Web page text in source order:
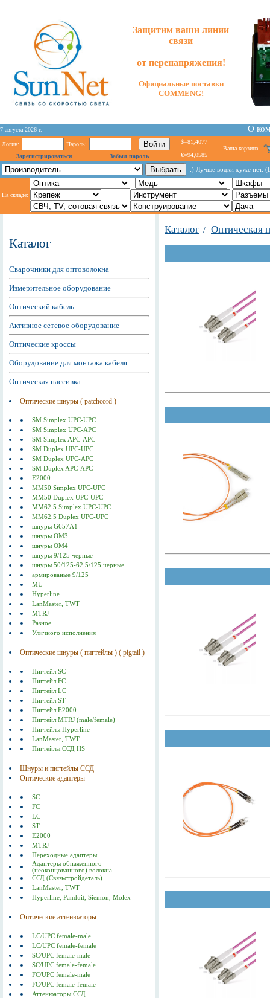
Защитим ваши линии
связи
от перенапряжения!
Официальные поставки
COMMENG!
7 августа 2026 г. О
Логин:
Пароль:
Зарегистрироваться
Забыл пароль
$=81,4077
€=94,0585
Ваша корзина
:) Лучше водки хуже нет.
На складе:
Каталог
Сварочники для оптоволокна
Измерительное оборудование
Оптический кабель
Активное сетевое оборудование
Оптические кроссы
Оборудование для монтажа кабеля
Оптическая пассивка
Оптические шнуры ( patchcord )
SM Simplex UPC-UPC
SM Simplex UPC-APC
SM Simplex APC-APC
SM Duplex UPC-UPC
SM Duplex UPC-APC
SM Duplex APC-APC
E2000
MM50 Simplex UPC-UPC
MM50 Duplex UPC-UPC
MM62.5 Simplex UPC-UPC
MM62.5 Duplex UPC-UPC
шнуры G657A1
шнуры ОМ3
шнуры ОМ4
шнуры 9/125 черные
шнуры 50/125-62,5/125 черные
армированые 9/125
MU
Hyperline
LanMaster, TWT
MTRJ
Разное
Уличного исполнения
Оптические шнуры ( пигтейлы ) ( pigtail )
Пигтейл SC
Пигтейл FC
Пигтейл LC
Пигтейл ST
Пигтейл E2000
Пигтейл MTRJ (male/female)
Пигтейлы Hyperline
LanMaster, TWT
Пигтейлы ССД HS
Шнуры и пигтейлы ССД
Оптические адаптеры
SC
FC
LC
ST
E2000
MTRJ
Переходные адаптеры
Адаптеры обнаженного
(неоконцованного) волокна
ССД (Связьстройдеталь)
LanMaster, TWT
Hyperline, Panduit, Siemon, Molex
Оптические аттенюаторы
LC/UPC female-male
LC/UPC female-female
SC/UPC female-male
SC/UPC female-female
FC/UPC female-male
FC/UPC female-female
Аттенюаторы ССД
Каталог / Оптическая